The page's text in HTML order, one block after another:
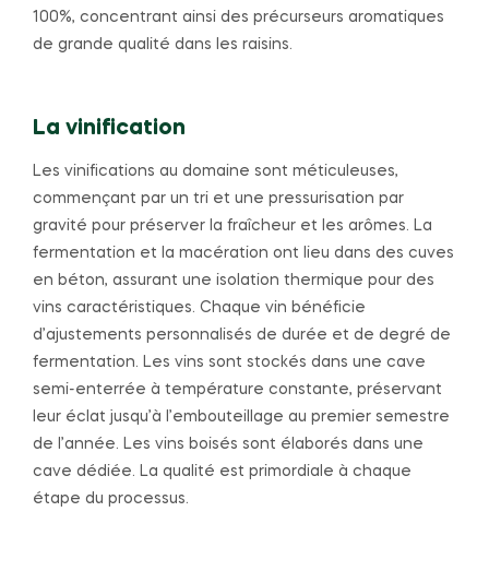
100%, concentrant ainsi des précurseurs aromatiques
de grande qualité dans les raisins.
La vinification
Les vinifications au domaine sont méticuleuses,
commençant par un tri et une pressurisation par
gravité pour préserver la fraîcheur et les arômes. La
fermentation et la macération ont lieu dans des cuves
en béton, assurant une isolation thermique pour des
vins caractéristiques. Chaque vin bénéficie
d’ajustements personnalisés de durée et de degré de
fermentation. Les vins sont stockés dans une cave
semi-enterrée à température constante, préservant
leur éclat jusqu’à l’embouteillage au premier semestre
de l’année. Les vins boisés sont élaborés dans une
cave dédiée. La qualité est primordiale à chaque
étape du processus.